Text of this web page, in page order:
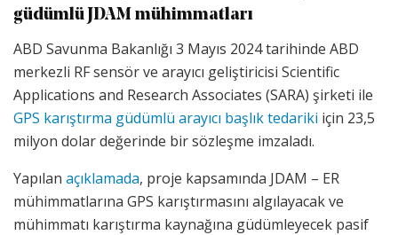
güdümlü JDAM mühimmatları
ABD Savunma Bakanlığı 3 Mayıs 2024 tarihinde ABD
merkezli RF sensör ve arayıcı geliştiricisi Scientific
Applications and Research Associates (SARA) şirketi ile
GPS karıştırma güdümlü arayıcı başlık tedariki için 23,5
milyon dolar değerinde bir sözleşme imzaladı.
Yapılan açıklamada, proje kapsamında JDAM – ER
mühimmatlarına GPS karıştırmasını algılayacak ve
mühimmatı karıştırma kaynağına güdümleyecek pasif